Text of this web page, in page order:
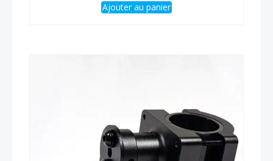
Ajouter au panier